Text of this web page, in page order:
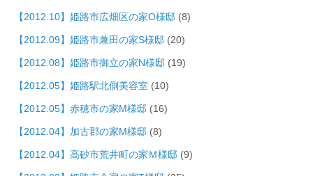
【2012.10】姫路市広畑区の家O様邸 (8)
【2012.09】姫路市兼田の家S様邸 (20)
【2012.08】姫路市御立の家N様邸 (19)
【2012.05】姫路駅北側美容室 (10)
【2012.05】赤穂市の家M様邸 (16)
【2012.04】加古郡の家M様邸 (8)
【2012.04】高砂市荒井町の家Ｍ様邸 (9)